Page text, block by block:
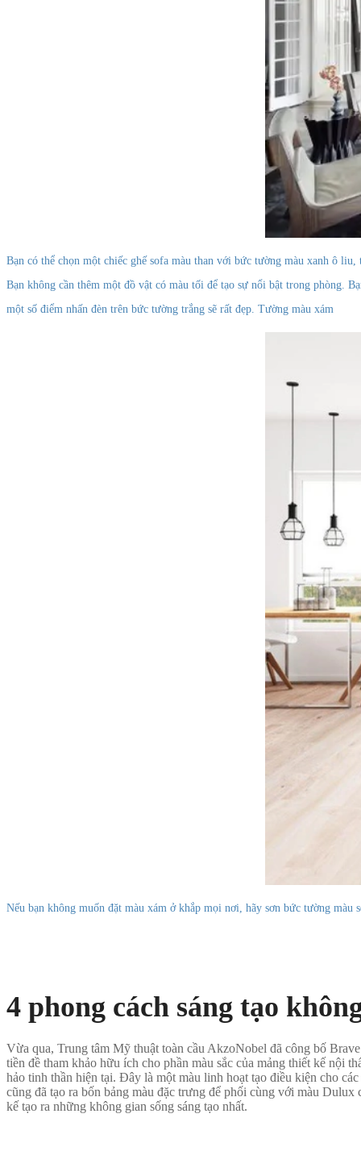
Bạn có thể chọn một chiếc ghế sofa màu than với bức tường màu xanh ô
Bạn không cần thêm một đồ vật có màu tối để tạo sự nổi bật trong phòng.
một số điểm nhấn đèn trên bức tường trắng sẽ rất đẹp. Tường màu xám
Nếu bạn không muốn đặt màu xám ở khắp mọi nơi, hãy sơn bức tường
4 phong cách sáng tạo
Vừa qua, Trung tâm Mỹ thuật toàn cầu AkzoNobel đã công bố
tiền đề tham khảo hữu ích cho phần màu sắc của mảng thiết kế nội
hảo tinh thần hiện tại. Đây là một màu linh hoạt tạo điều kiện cho
cũng đã tạo ra bốn bảng màu đặc trưng để phối cùng với màu
kế tạo ra những không gian sống sáng tạo nhất.